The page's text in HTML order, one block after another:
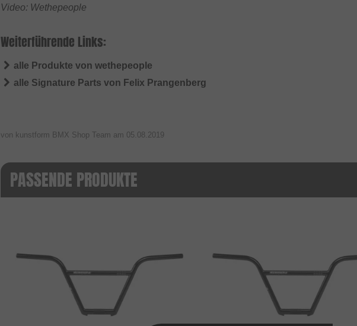
Video: Wethepeople
Weiterführende Links:
alle Produkte von wethepeople
alle Signature Parts von Felix Prangenberg
von kunstform BMX Shop Team am 05.08.2019
PASSENDE PRODUKTE